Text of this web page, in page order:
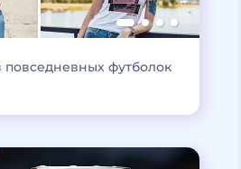
повседневных футболок